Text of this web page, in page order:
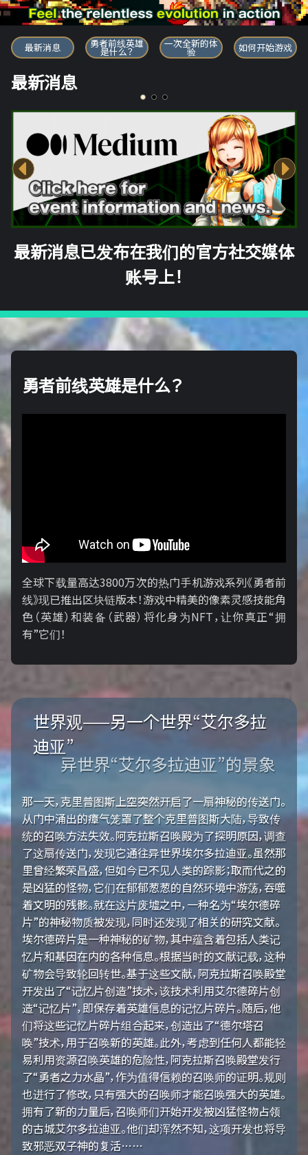
勇者前线英雄
最新消息 勇者前线英雄
是什么？
一次全新的体
验 如何开始游戏
最新消息
最新消息已发布在我们的官方社交媒体
账号上！
勇者前线英雄是什么？
全球下载量高达3800万次的热门手机游戏系列《勇者前
线》现已推出区块链版本！游戏中精美的像素灵感技能角
色（英雄）和装备（武器）将化身为NFT，让你真正“拥
有”它们！
世界观——另一个世界“艾尔多拉
迪亚”
异世界“艾尔多拉迪亚”的景象
那一天，克里普图斯上空突然开启了一扇神秘的传送门。
从门中涌出的瘴气笼罩了整个克里普图斯大陆，导致传
统的召唤方法失效。阿克拉斯召唤殿为了探明原因，调查
了这扇传送门，发现它通往异世界埃尔多拉迪亚。虽然那
里曾经繁荣昌盛，但如今已不见人类的踪影；取而代之的
是凶猛的怪物，它们在郁郁葱葱的自然环境中游荡，吞噬
着文明的残骸。就在这片废墟之中，一种名为“埃尔德碎
片”的神秘物质被发现，同时还发现了相关的研究文献。
埃尔德碎片是一种神秘的矿物，其中蕴含着包括人类记
忆片和基因在内的各种信息。根据当时的文献记载，这种
矿物会导致轮回转世。基于这些文献，阿克拉斯召唤殿堂
开发出了“记忆片创造”技术，该技术利用艾尔德碎片创
造“记忆片”，即保存着英雄信息的记忆片碎片。随后，他
们将这些记忆片碎片组合起来，创造出了“德尔塔召
唤”技术，用于召唤新的英雄。此外，考虑到任何人都能轻
易利用资源召唤英雄的危险性，阿克拉斯召唤殿堂发行
了“勇者之力水晶”，作为值得信赖的召唤师的证明。规则
也进行了修改，只有强大的召唤师才能召唤强大的英雄。
拥有了新的力量后，召唤师们开始开发被凶猛怪物占领
的古城艾尔多拉迪亚。他们却浑然不知，这项开发也将导
致邪恶双子神的复活……